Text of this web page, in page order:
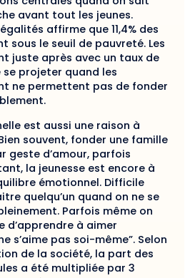
avant tout les jeunes.
affirme que 11,4% des
sous le seuil de pauvreté. Les
juste après avec un taux de
se projeter quand les
ne permettent pas de fonder
est aussi une raison à
souvent, fonder une famille
geste d’amour, parfois
la jeunesse est encore à
émotionnel. Difficile
quelqu’un quand on ne se
Parfois même on
à aimer
s’aime pas soi-même”. Selon
de la société, la part des
a été multipliée par 3